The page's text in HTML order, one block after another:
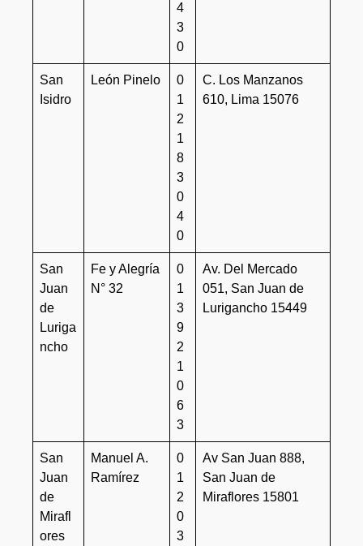
4
3
0
San
Isidro
León Pinelo
0
1
2
1
8
3
0
4
0
C. Los Manzanos
610, Lima 15076
San
Juan
de
Luriga
ncho
Fe y Alegría
N° 32
0
1
3
9
2
1
0
6
3
Av. Del Mercado
051, San Juan de
Lurigancho 15449
San
Juan
de
Mirafl
ores
Manuel A.
Ramírez
0
1
2
0
3
Av San Juan 888,
San Juan de
Miraflores 15801